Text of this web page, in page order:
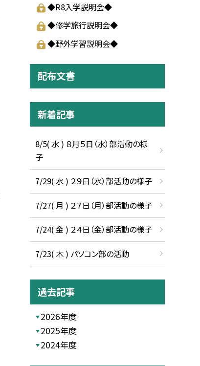
◆R8入学説明会◆
◆修学旅行説明会◆
◆野外学習説明会◆
配布文書
新着記事
8/5( 水 ) ８月５日（水）部活動の様
子
7/29( 水 ) ２９日（水）部活動の様子
7/27( 月 ) ２７日（月）部活動の様子
7/24( 金 ) ２４日（金）部活動の様子
7/23( 木 ) パソコン部の活動
過去記事
2026年度
2025年度
2024年度